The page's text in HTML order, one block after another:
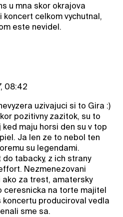
u mna skor okrajova
celkom vychutnal,
este nevidel.
08:42
uzivajuci si to Gira :)
pozitivny zazitok, su to
maju horsi den su v top
Ja len ze to nebol ten
su legendami.
do tabacky, z ich strany
Nezmenezovani
za trest, amatersky
ceresnicka na torte majitel
koncertu produciroval vedla
sme sa.